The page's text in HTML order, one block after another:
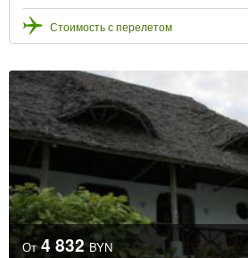
Стоимость с перелетом
От 4 832 BYN